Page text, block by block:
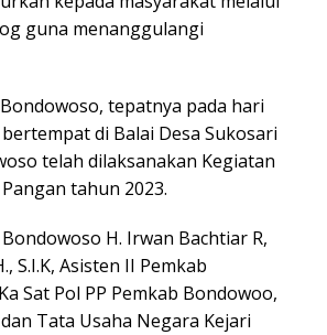
guna menanggulangi
tepatnya pada hari
di Balai Desa Sukosari
telah dilaksanakan Kegiatan
tahun 2023.
H. Irwan Bachtiar R,
S.I.K, Asisten II Pemkab
Sat Pol PP Pemkab Bondowoo,
Tata Usaha Negara Kejari